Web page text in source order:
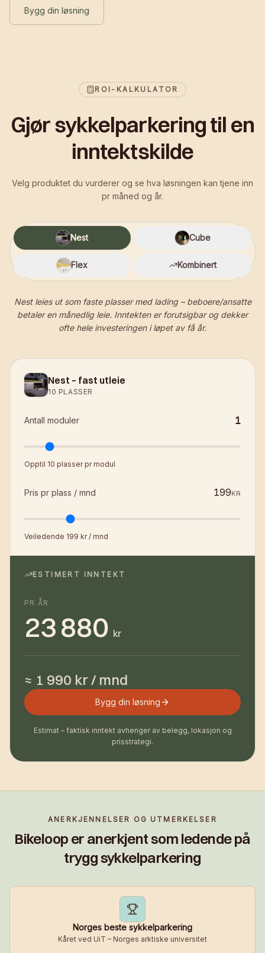
Bygg din løsning
ROI-KALKULATOR
Gjør sykkelparkering til en
inntektskilde
Velg produktet du vurderer og se hva løsningen kan tjene inn
pr måned og år.
Nest Cube
Flex Kombinert
Nest leies ut som faste plasser med lading – beboere/ansatte
betaler en månedlig leie. Inntekten er forutsigbar og dekker
ofte hele investeringen i løpet av få år.
Nest – fast utleie
10 PLASSER
Antall moduler 1
Opptil 10 plasser pr modul
Pris pr plass / mnd KR
Veiledende 199 kr / mnd
ESTIMERT INNTEKT
PR ÅR
23 880 kr
≈ 1 990 kr / mnd
Bygg din løsning
Estimat – faktisk inntekt avhenger av belegg, lokasjon og
prisstrategi.
ANERKJENNELSER OG UTMERKELSER
Bikeloop er anerkjent som ledende på
trygg sykkelparkering
Norges beste sykkelparkering
Kåret ved UiT – Norges arktiske universitet